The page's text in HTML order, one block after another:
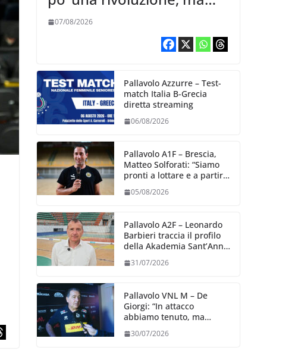
abbiamo le idee chiare siu
cosa vogliamo fare”
07/08/2026
Pallavolo Azzurre – Test-
match Italia B-Grecia
diretta streaming
06/08/2026
Pallavolo A1F – Brescia,
Matteo Solforati: “Siamo
pronti a lottare e a partire
giorno”
05/08/2026
Pallavolo A2F – Leonardo
Barbieri traccia il profilo
della Akademia Sant’Anna
31/07/2026
Pallavolo VNL M – De
Giorgi: “In attacco
abbiamo tenuto, ma
dalla prestazione in
30/07/2026